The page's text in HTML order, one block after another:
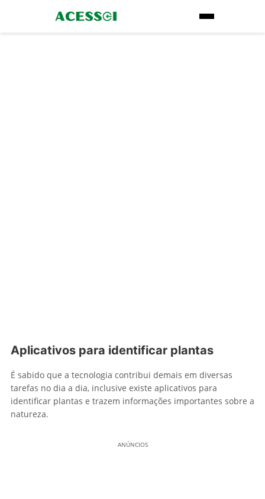
Aplicativos para identificar plantas
É sabido que a tecnologia contribui demais em diversas
tarefas no dia a dia, inclusive existe aplicativos para
identificar plantas e trazem informações importantes sobre a
natureza.
ANÚNCIOS